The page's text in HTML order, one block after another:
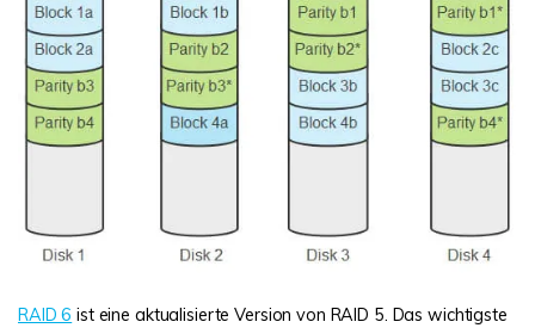
RAID 6 ist eine aktualisierte Version von RAID 5. Das wichtigste